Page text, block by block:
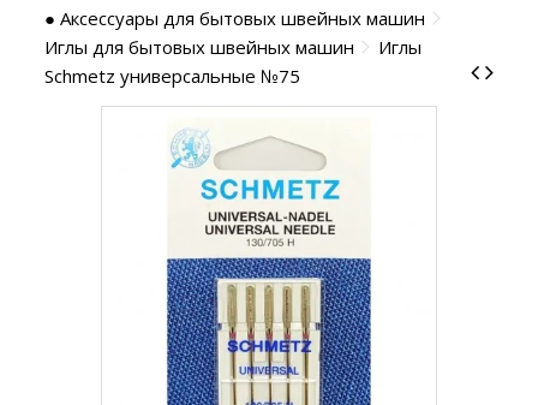
● Аксессуары для бытовых швейных машин
Иглы для бытовых швейных машин
Иглы
Schmetz универсальные №75